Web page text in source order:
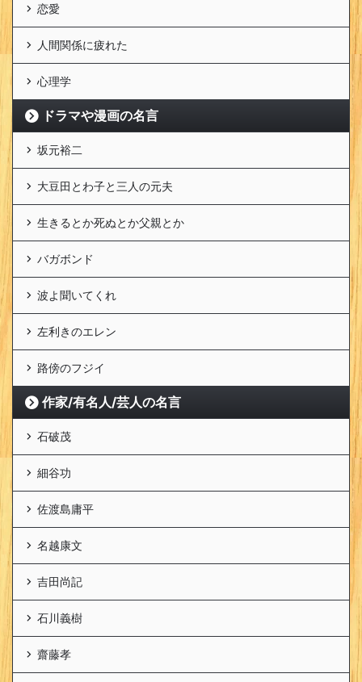
恋愛
人間関係に疲れた
心理学
ドラマや漫画の名言
坂元裕二
大豆田とわ子と三人の元夫
生きるとか死ぬとか父親とか
バガボンド
波よ聞いてくれ
左利きのエレン
路傍のフジイ
作家/有名人/芸人の名言
石破茂
細谷功
佐渡島庸平
名越康文
吉田尚記
石川義樹
齋藤孝